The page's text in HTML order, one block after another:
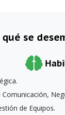
qué se
Comunicación,
de Equipos.